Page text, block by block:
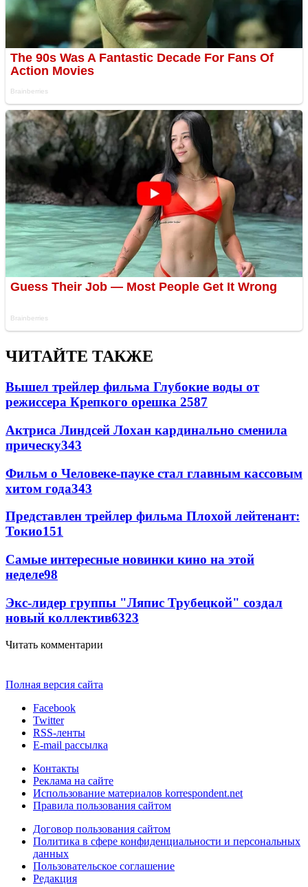
ЧИТАЙТЕ ТАКЖЕ
Вышел трейлер фильма Глубокие воды от
режиссера Крепкого орешка 2587
Актриса Линдсей Лохан кардинально сменила
прическу343
Фильм о Человеке-пауке стал главным кассовым
хитом года343
Представлен трейлер фильма Плохой лейтенант:
Токио151
Самые интересные новинки кино на этой
неделе98
Экс-лидер группы "Ляпис Трубецкой" создал
новый коллектив6323
Читать комментарии
Полная версия сайта
Facebook
Twitter
RSS-ленты
E-mail рассылка
Контакты
Реклама на сайте
Использование материалов korrespondent.net
Правила пользования сайтом
Договор пользования сайтом
Политика в сфере конфиденциальности и персональных
данных
Пользовательское соглашение
Редакция